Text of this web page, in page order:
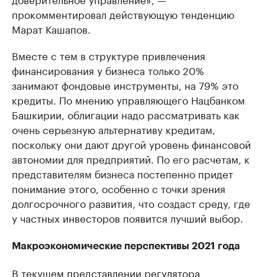
прокомментировал действующую тенденцию
Марат Кашапов.
Вместе с тем в структуре привлечения
финансирования у бизнеса только 20%
занимают фондовые инструменты, на 79% это
кредиты. По мнению управляющего Нацбанком
Башкирии, облигации надо рассматривать как
очень серьезную альтернативу кредитам,
поскольку они дают другой уровень финансовой
автономии для предприятий. По его расчетам, к
представителям бизнеса постепенно придет
понимание этого, особенно с точки зрения
долгосрочного развития, что создаст среду, где
у частных инвесторов появится лучший выбор.
Макроэкономические перспективы 2021 года
В текущем представлении регулятора